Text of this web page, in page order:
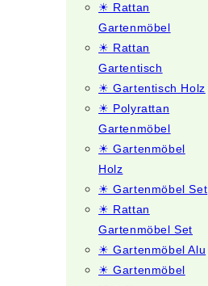
☀ Rattan
Gartenmöbel
☀ Rattan
Gartentisch
☀ Gartentisch Holz
☀ Polyrattan
Gartenmöbel
☀ Gartenmöbel
Holz
☀ Gartenmöbel Set
☀ Rattan
Gartenmöbel Set
☀ Gartenmöbel Alu
☀ Gartenmöbel